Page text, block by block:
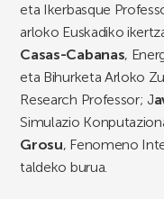
eta Ikerbasque
arloko Euskadiko
Casas-Cabanas,
eta Bihurketa Arloko
Research Professor; J
Simulazio
Grosu, Fenomeno
taldeko burua.